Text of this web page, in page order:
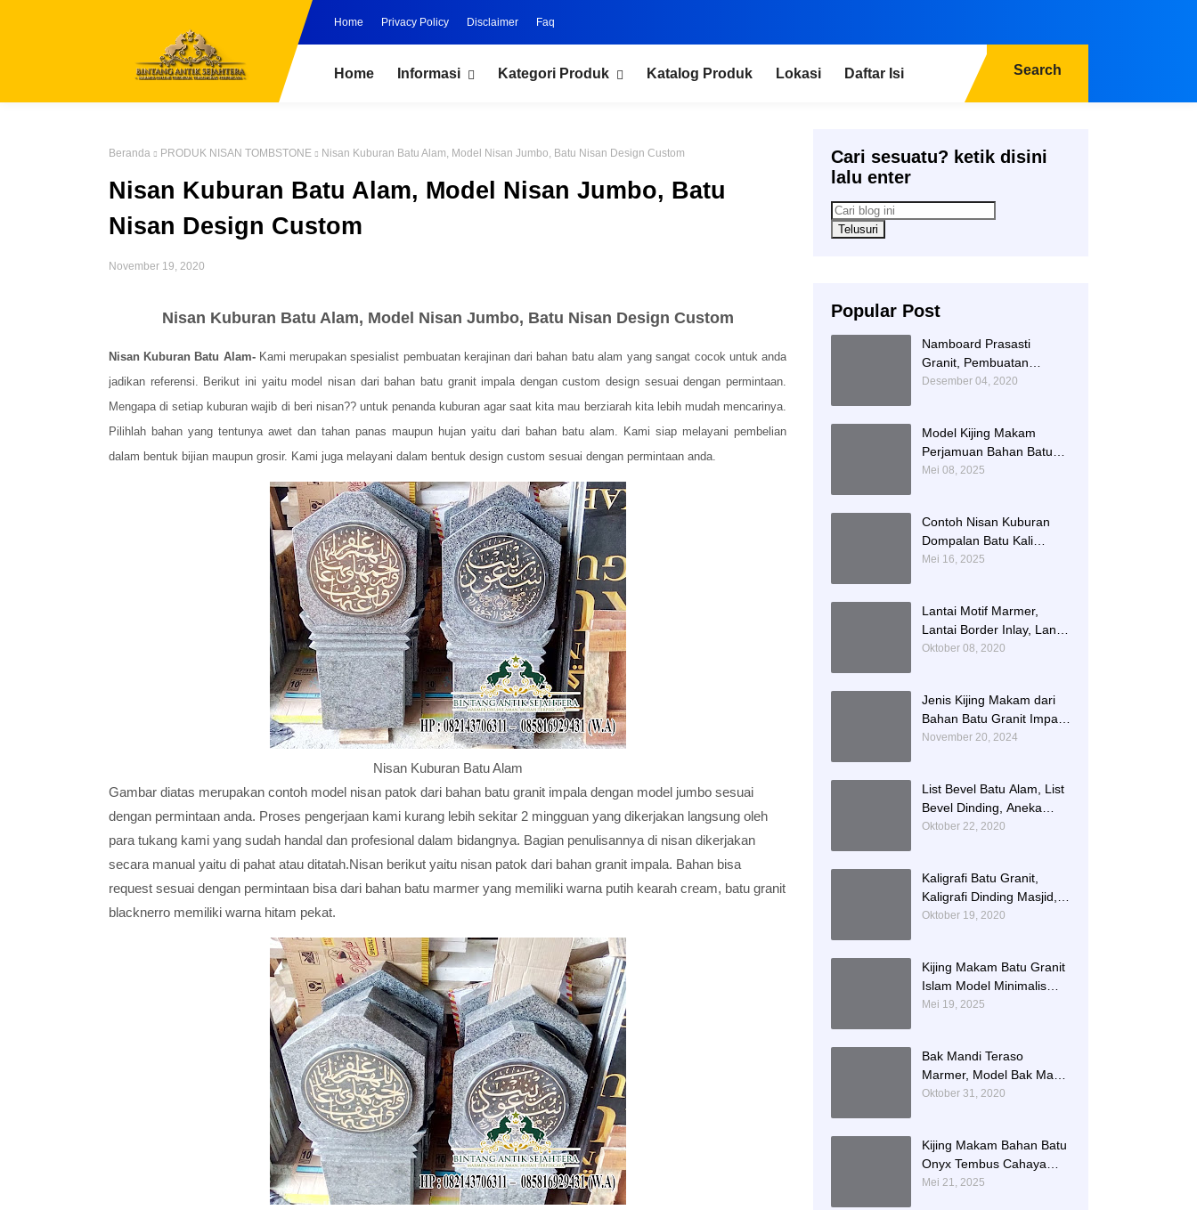
Home Privacy Policy Disclaimer Faq
Home Informasi Kategori Produk Katalog Produk Lokasi Daftar Isi Search
Beranda PRODUK NISAN TOMBSTONE Nisan Kuburan Batu Alam, Model Nisan Jumbo, Batu Nisan Design Custom
Nisan Kuburan Batu Alam, Model Nisan Jumbo, Batu
Nisan Design Custom
November 19, 2020
Nisan Kuburan Batu Alam, Model Nisan Jumbo, Batu Nisan Design Custom
Nisan Kuburan Batu Alam- Kami merupakan spesialist pembuatan kerajinan dari bahan batu alam yang sangat cocok untuk anda
jadikan referensi. Berikut ini yaitu model nisan dari bahan batu granit impala dengan custom design sesuai dengan permintaan.
Mengapa di setiap kuburan wajib di beri nisan?? untuk penanda kuburan agar saat kita mau berziarah kita lebih mudah mencarinya.
Pilihlah bahan yang tentunya awet dan tahan panas maupun hujan yaitu dari bahan batu alam. Kami siap melayani pembelian
dalam bentuk bijian maupun grosir. Kami juga melayani dalam bentuk design custom sesuai dengan permintaan anda.
Nisan Kuburan Batu Alam
Gambar diatas merupakan contoh model nisan patok dari bahan batu granit impala dengan model jumbo sesuai
dengan permintaan anda. Proses pengerjaan kami kurang lebih sekitar 2 mingguan yang dikerjakan langsung oleh
para tukang kami yang sudah handal dan profesional dalam bidangnya. Bagian penulisannya di nisan dikerjakan
secara manual yaitu di pahat atau ditatah.Nisan berikut yaitu nisan patok dari bahan granit impala. Bahan bisa
request sesuai dengan permintaan bisa dari bahan batu marmer yang memiliki warna putih kearah cream, batu granit
blacknerro memiliki warna hitam pekat.
Cari sesuatu? ketik disini
lalu enter
Popular Post
Namboard Prasasti
Granit, Pembuatan
Prasasti Namboard,
Desember 04, 2020
Model Kijing Makam
Perjamuan Bahan Batu
Granit Hitam Mengkilat
Mei 08, 2025
Contoh Nisan Kuburan
Dompalan Batu Kali
Termurah
Mei 16, 2025
Lantai Motif Marmer,
Lantai Border Inlay, Lantai
Rumah Motif Marmer
Oktober 08, 2020
Jenis Kijing Makam dari
Bahan Batu Granit Impala
Terbaru Brand Bintang
November 20, 2024
List Bevel Batu Alam, List
Bevel Dinding, Aneka
Motif List Bevel Batu Alam
Oktober 22, 2020
Kaligrafi Batu Granit,
Kaligrafi Dinding Masjid,
Prasasti Kaligrafi Batu
Oktober 19, 2020
Kijing Makam Batu Granit
Islam Model Minimalis
Terlaris Brand Bintang
Mei 19, 2025
Bak Mandi Teraso
Marmer, Model Bak Mandi
Kotak, Bak Mandi Teraso
Oktober 31, 2020
Kijing Makam Bahan Batu
Onyx Tembus Cahaya
Model 2 Tingkat Nisan
Mei 21, 2025